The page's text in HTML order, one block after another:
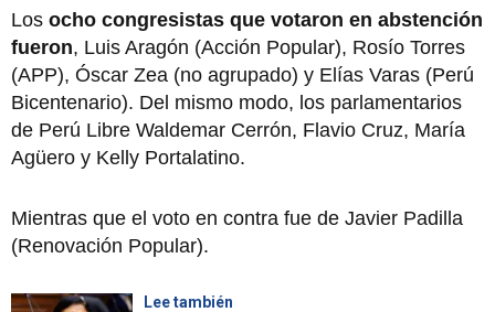
Los ocho congresistas que votaron en abstención
fueron, Luis Aragón (Acción Popular), Rosío Torres
(APP), Óscar Zea (no agrupado) y Elías Varas (Perú
Bicentenario). Del mismo modo, los parlamentarios
de Perú Libre Waldemar Cerrón, Flavio Cruz, María
Agüero y Kelly Portalatino.
Mientras que el voto en contra fue de Javier Padilla
(Renovación Popular).
Lee también